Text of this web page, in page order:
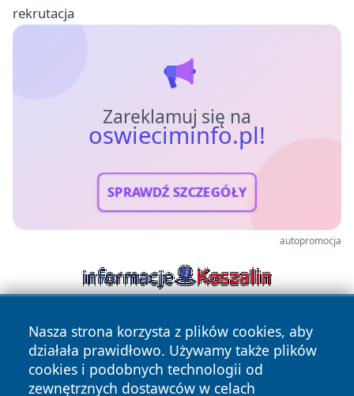
rekrutacja
Zareklamuj się na
oswieciminfo.pl!
SPRAWDŹ SZCZEGÓŁY
autopromocja
Nasza strona korzysta z plików cookies, aby
działała prawidłowo. Używamy także plików
cookies i podobnych technologii od
zewnętrznych dostawców w celach